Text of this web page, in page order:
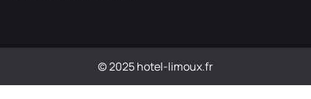
© 2025 hotel-limoux.fr